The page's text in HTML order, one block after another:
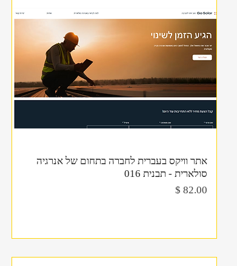
תצוגה מהירה
אתר וויקס בעברית לחברה בתחום של אנרגיה
סולארית - תבנית 016
מחיר